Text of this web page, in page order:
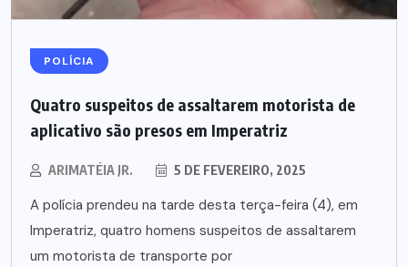
POLÍCIA
Quatro suspeitos de assaltarem motorista de
aplicativo são presos em Imperatriz
ARIMATÉIA JR. 5 DE FEVEREIRO, 2025
A polícia prendeu na tarde desta terça-feira (4), em
Imperatriz, quatro homens suspeitos de assaltarem
um motorista de transporte por